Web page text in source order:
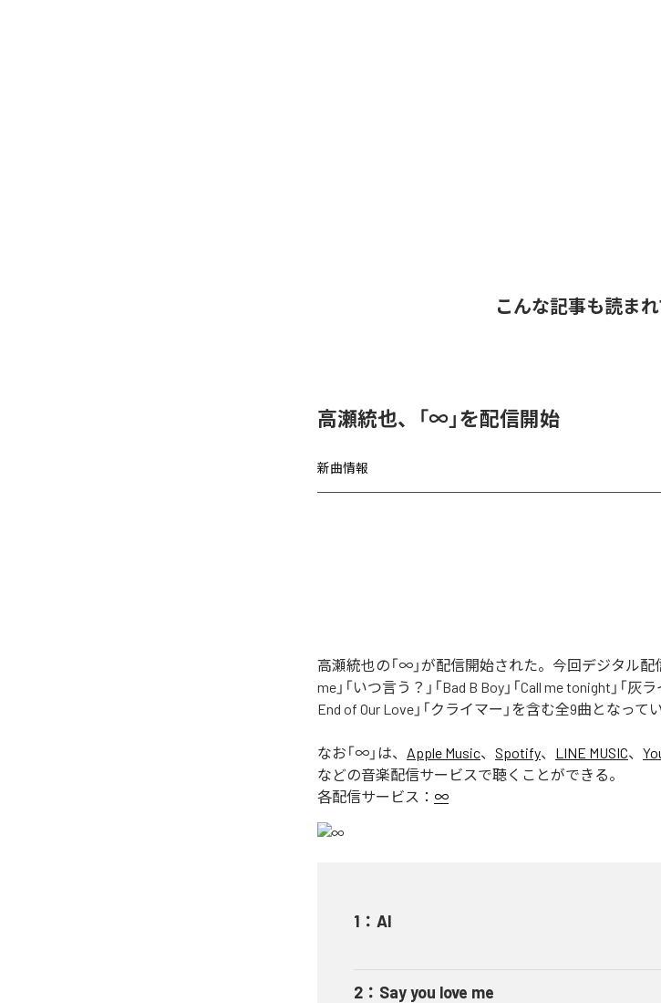
こんな記事も読ま
高瀬統也、「∞」を配信開始
新曲情報
高瀬統也の「∞」が配信開始された。今回デジタル配
me」「いつ言う？」「Bad B Boy」「Call me tonight」「灰
End of Our Love」「クライマー」を含む全9曲となって
なお「∞ 」は、 Apple Music、 Spotify、 LINE MUSIC、
などの音楽配信サービスで聴くことができる。
各配信サービス： ∞
1 ： AI
2 ： Say you love me